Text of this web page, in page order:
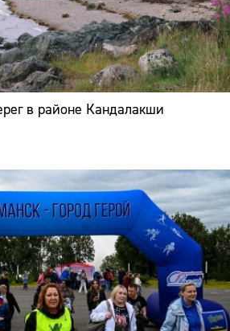
в районе Кандалакши